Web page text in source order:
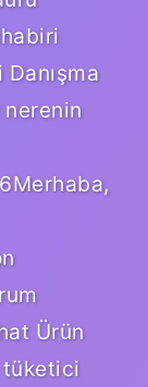
nerenin
Ürün
tüketici